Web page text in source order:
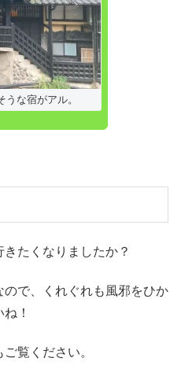
な宿がアル。
たくなりましたか？
で、くれぐれも風邪をひか
！
覧ください。